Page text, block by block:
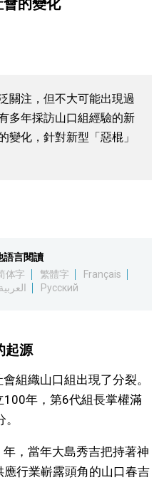
的變化
關注，但不大可能出現過
多年採訪山口組經驗的新
變化，針對新型「惡棍」
語言閱讀
体字 繁體字
Français
العربية Русский
起源
組織山口組出現了分裂。
年，第6代組長掌權滿
，當年大島秀吉把持著神
行業嶄露頭角的山口春吉